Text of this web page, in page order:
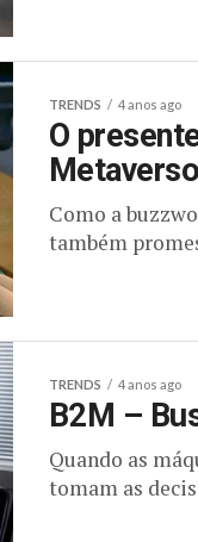
TRENDS 4 anos ago
O
Metaverso
Como a
também
TRENDS 4 anos ago
B2M –
Quando as
tomam as